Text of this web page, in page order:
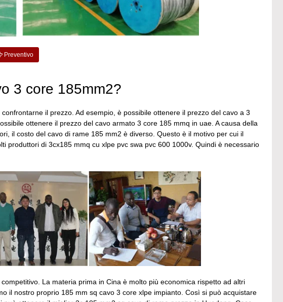
Preventivo
3 core 185mm2?
il prezzo. Ad esempio, è possibile ottenere il prezzo del cavo a 3
ottenere il prezzo del cavo armato 3 core 185 mmq in uae. A causa della
il costo del cavo di rame 185 mm2 è diverso. Questo è il motivo per cui il
produttori di 3cx185 mmq cu xlpe pvc swa pvc 600 1000v. Quindi è necessario
La materia prima in Cina è molto più economica rispetto ad altri
il nostro proprio 185 mm sq cavo 3 core xlpe impianto. Così si può acquistare